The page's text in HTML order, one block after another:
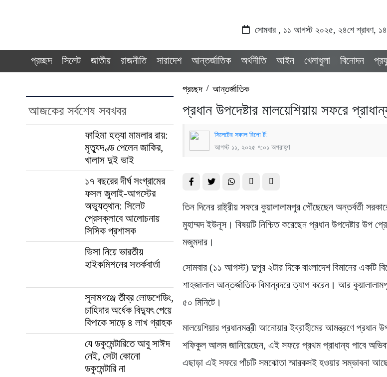
সোমবার , ১১ আগস্ট ২০২৫, ২৪শে শ্রাবণ,
প্রচ্ছদ সিলেট জাতীয় রাজনীতি সারাদেশ আন্তর্জাতিক অর্থনীতি আইন খেলাধুলা বিনোদন
আজকের সর্বশেষ সবখবর
ফাহিমা হত্যা মামলার রায়:
মৃত্যুদণ্ড পেলেন জাকির,
খালাস দুই ভাই
১৭ বছরের দীর্ঘ সংগ্রামের
ফসল জুলাই-আগস্টের
অভ্যুত্থান: সিলেট
প্রেসক্লাবে আলোচনায়
সিসিক প্রশাসক
ভিসা নিয়ে ভারতীয়
হাইকমিশনের সতর্কবার্তা
সুনামগঞ্জে তীব্র লোডশেডিং,
চাহিদার অর্ধেক বিদ্যুৎ পেয়ে
বিপাকে সাড়ে ৪ লাখ গ্রাহক
যে ডকুমেন্টারিতে আবু সাঈদ
নেই, সেটা কোনো
ডকুমেন্টারি না
প্রচ্ছদ/আন্তর্জাতিক
প্রধান উপদেষ্টার মালয়েশিয়ায় সফরে
সিলেটের সকাল রিপো র্ট:
আগস্ট ১১, ২০২৫ ৭:০১ অপরাহ্ণ
তিন দিনের রাষ্ট্রীয় সফরে কুয়ালালামপুর পৌঁছেছেন অন্তর্বর্তী
মুহাম্মদ ইউনূস। বিষয়টি নিশ্চিত করেছেন প্রধান উপদেষ্টার উপ
মজুমদার।
সোমবার (১১ আগস্ট) দুপুর ২টার দিকে বাংলাদেশ বিমানের একটি
শাহজালাল আন্তর্জাতিক বিমানবন্দরে ত্যাগ করেন। আর
৫০ মিনিটে।
মালয়েশিয়ার প্রধানমন্ত্রী আনোয়ার ইব্রাহীমের আমন্ত্রণে প্রধান
শফিকুল আলম জানিয়েছেন, এই সফরে প্রথম প্রাধান্য পাবে
এছাড়া এই সফরে পাঁচটি সমঝোতা স্মারকসই হওয়ার সম্ভাবনা